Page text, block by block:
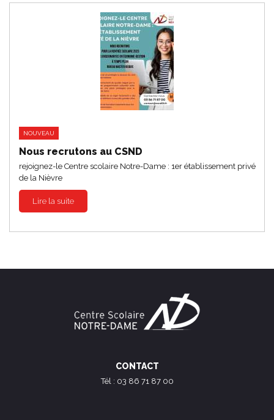
NOUVEAU
Nous recrutons au CSND
rejoignez-le Centre scolaire Notre-Dame : 1er établissement privé
de la Nièvre
Lire la suite
CONTACT
Tél : 03 86 71 87 00